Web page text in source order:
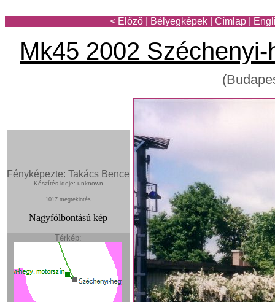
< Előző Bélyegképek Címlap
Mk45 2002
Fényképezte: Takács Bence
Készítés ideje: unknown
1017 megtekintés
Nagyfölbontású kép
Térkép: